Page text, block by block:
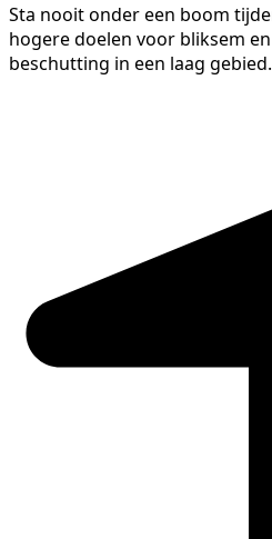
Sta nooit onder een boom
hogere doelen voor bliksem
beschutting in een laag gebied.